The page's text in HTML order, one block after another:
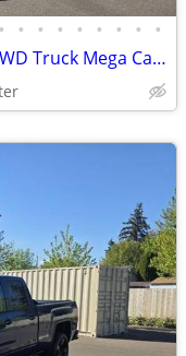
• • • • • • • • •
2008 Dodge Ram 3500 Diesel 4x4 4WD Truck Mega Cab 160.5 SXT Crew Pick